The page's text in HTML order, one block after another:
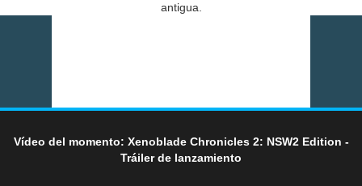
antigua.
Vídeo del momento: Xenoblade Chronicles 2: NSW2 Edition -
Tráiler de lanzamiento